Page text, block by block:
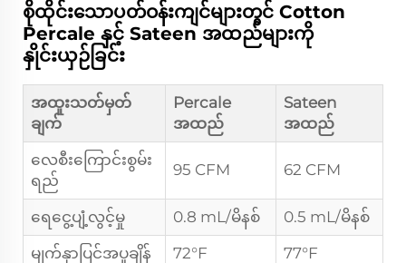
စိုထိုင်းသောပတ်ဝန်းကျင်များတွင် Cotton
Percale နှင့် Sateen အထည်များကို
နှိုင်းယှဉ်ခြင်း
အထူးသတ်မှတ်
ချက်
Percale
အထည်
Sateen
အထည်
လေစီးကြောင်းစွမ်း
ရည်
95 CFM 62 CFM
ရေငွေ့ပျံ့လွင့်မှု 0.8 mL/မိနစ်
0.5 mL/မိနစ်
မျက်နှာပြင်အပူချိန်
72°F 77°F